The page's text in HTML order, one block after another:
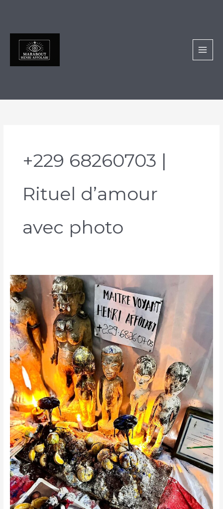
+229 68260703 |
Rituel d’amour
avec photo